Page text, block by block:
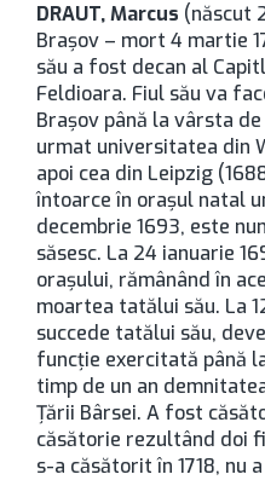
DRAUT, Marcus (născut
Brașov – mort 4 martie
său a fost decan al
Feldioara. Fiul său va
Brașov până la vârsta
urmat universitatea din
apoi cea din Leipzig
întoarce în oraşul natal
decembrie 1693, este
săsesc. La 24 ianuarie
oraşului, rămânând în
moartea tatălui său. La
succede tatălui său,
funcţie exercitată până
timp de un an
Ţării Bârsei. A fost
căsătorie rezultând doi
s-a căsătorit în 1718, nu